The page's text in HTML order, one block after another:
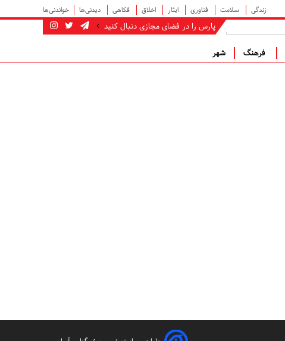
زندگی سلامت فناوری ایثار اخلاق فکاهی دیدنی‌ها خواندنی‌ها
پارس را در فضای مجازی دنبال کنید
فرهنگ شهر